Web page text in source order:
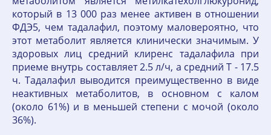
который в 13 000 раз менее активен в отношении
ФДЭ5, чем тадалафил, поэтому маловероятно, что
этот метаболит является клинически значимым. У
здоровых лиц средний клиренс тадалафила при
приеме внутрь составляет 2.5 л/ч, а средний T - 17.5
ч. Тадалафил выводится преимущественно в виде
неактивных метаболитов, в основном с калом
(около 61%) и в меньшей степени с мочой (около
36%).